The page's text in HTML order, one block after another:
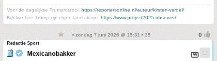
Voor de dagelijkse Trumprotzooi: https://reportersonline.nl/auteur/kirsten-verdel/
Kijk live hoe Trump zijn eigen land sloopt: https://www.project2025.observer/
• zondag 7 juni 2026 @ 15:31 • 35
Redactie Sport
Mexicanobakker